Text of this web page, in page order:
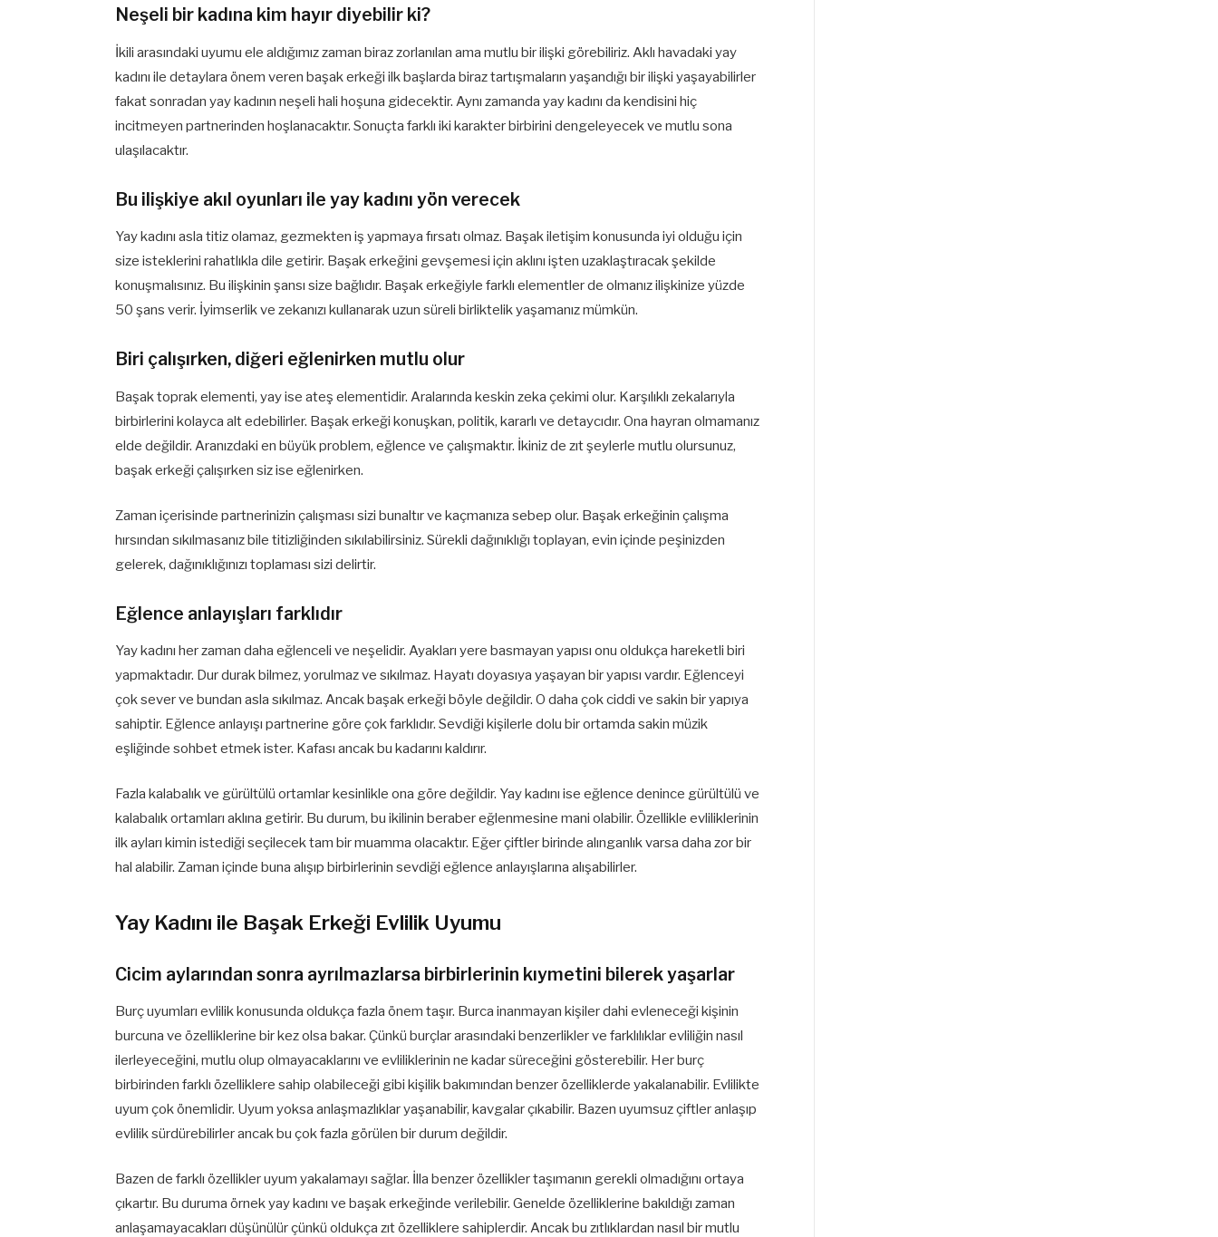
Neşeli bir kadına kim hayır diyebilir ki?
İkili arasındaki uyumu ele aldığımız zaman biraz zorlanılan ama mutlu bir ilişki görebiliriz. Aklı havadaki yay
kadını ile detaylara önem veren başak erkeği ilk başlarda biraz tartışmaların yaşandığı bir ilişki yaşayabilirler
fakat sonradan yay kadının neşeli hali hoşuna gidecektir. Aynı zamanda yay kadını da kendisini hiç
incitmeyen partnerinden hoşlanacaktır. Sonuçta farklı iki karakter birbirini dengeleyecek ve mutlu sona
ulaşılacaktır.
Bu ilişkiye akıl oyunları ile yay kadını yön verecek
Yay kadını asla titiz olamaz, gezmekten iş yapmaya fırsatı olmaz. Başak iletişim konusunda iyi olduğu için
size isteklerini rahatlıkla dile getirir. Başak erkeğini gevşemesi için aklını işten uzaklaştıracak şekilde
konuşmalısınız. Bu ilişkinin şansı size bağlıdır. Başak erkeğiyle farklı elementler de olmanız ilişkinize yüzde
50 şans verir. İyimserlik ve zekanızı kullanarak uzun süreli birliktelik yaşamanız mümkün.
Biri çalışırken, diğeri eğlenirken mutlu olur
Başak toprak elementi, yay ise ateş elementidir. Aralarında keskin zeka çekimi olur. Karşılıklı zekalarıyla
birbirlerini kolayca alt edebilirler. Başak erkeği konuşkan, politik, kararlı ve detaycıdır. Ona hayran olmamanız
elde değildir. Aranızdaki en büyük problem, eğlence ve çalışmaktır. İkiniz de zıt şeylerle mutlu olursunuz,
başak erkeği çalışırken siz ise eğlenirken.
Zaman içerisinde partnerinizin çalışması sizi bunaltır ve kaçmanıza sebep olur. Başak erkeğinin çalışma
hırsından sıkılmasanız bile titizliğinden sıkılabilirsiniz. Sürekli dağınıklığı toplayan, evin içinde peşinizden
gelerek, dağınıklığınızı toplaması sizi delirtir.
Eğlence anlayışları farklıdır
Yay kadını her zaman daha eğlenceli ve neşelidir. Ayakları yere basmayan yapısı onu oldukça hareketli biri
yapmaktadır. Dur durak bilmez, yorulmaz ve sıkılmaz. Hayatı doyasıya yaşayan bir yapısı vardır. Eğlenceyi
çok sever ve bundan asla sıkılmaz. Ancak başak erkeği böyle değildir. O daha çok ciddi ve sakin bir yapıya
sahiptir. Eğlence anlayışı partnerine göre çok farklıdır. Sevdiği kişilerle dolu bir ortamda sakin müzik
eşliğinde sohbet etmek ister. Kafası ancak bu kadarını kaldırır.
Fazla kalabalık ve gürültülü ortamlar kesinlikle ona göre değildir. Yay kadını ise eğlence denince gürültülü ve
kalabalık ortamları aklına getirir. Bu durum, bu ikilinin beraber eğlenmesine mani olabilir. Özellikle evliliklerinin
ilk ayları kimin istediği seçilecek tam bir muamma olacaktır. Eğer çiftler birinde alınganlık varsa daha zor bir
hal alabilir. Zaman içinde buna alışıp birbirlerinin sevdiği eğlence anlayışlarına alışabilirler.
Yay Kadını ile Başak Erkeği Evlilik Uyumu
Cicim aylarından sonra ayrılmazlarsa birbirlerinin kıymetini bilerek yaşarlar
Burç uyumları evlilik konusunda oldukça fazla önem taşır. Burca inanmayan kişiler dahi evleneceği kişinin
burcuna ve özelliklerine bir kez olsa bakar. Çünkü burçlar arasındaki benzerlikler ve farklılıklar evliliğin nasıl
ilerleyeceğini, mutlu olup olmayacaklarını ve evliliklerinin ne kadar süreceğini gösterebilir. Her burç
birbirinden farklı özelliklere sahip olabileceği gibi kişilik bakımından benzer özelliklerde yakalanabilir. Evlilikte
uyum çok önemlidir. Uyum yoksa anlaşmazlıklar yaşanabilir, kavgalar çıkabilir. Bazen uyumsuz çiftler anlaşıp
evlilik sürdürebilirler ancak bu çok fazla görülen bir durum değildir.
Bazen de farklı özellikler uyum yakalamayı sağlar. İlla benzer özellikler taşımanın gerekli olmadığını ortaya
çıkartır. Bu duruma örnek yay kadını ve başak erkeğinde verilebilir. Genelde özelliklerine bakıldığı zaman
anlaşamayacakları düşünülür çünkü oldukça zıt özelliklere sahiplerdir. Ancak bu zıtlıklardan nasıl bir mutlu